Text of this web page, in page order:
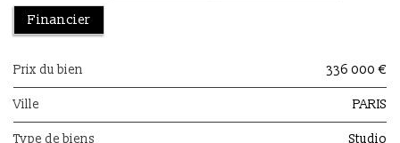
Financier
Prix du bien 336 000 €
Ville PARIS
Type de biens Studio